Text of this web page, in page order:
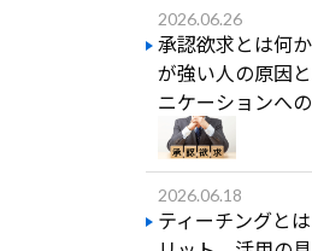
2026.06.26
承認欲求とは何
が強い人の原因
ニケーションへ
2026.06.18
ティーチングと